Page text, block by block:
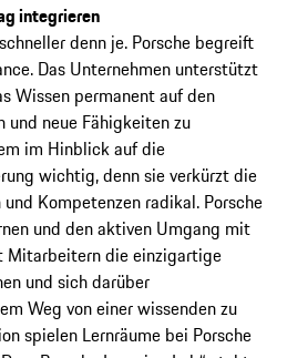
integrieren
denn je. Porsche begreift
Das Unternehmen unterstützt
Wissen permanent auf den
und neue Fähigkeiten zu
im Hinblick auf die
wichtig, denn sie verkürzt die
Kompetenzen ­radikal. Porsche
und den aktiven Umgang mit
Mitarbeitern die einzigartige
und sich darüber
Weg von einer wissenden zu
spielen Lernräume bei Porsche